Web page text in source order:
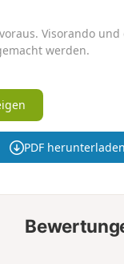
Visorando
werden.
PDF herunterladen